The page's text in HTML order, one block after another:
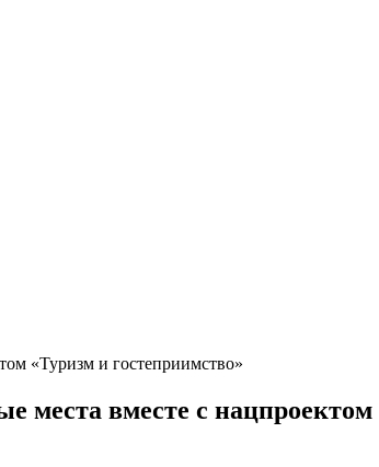
«Туризм и гостеприимство»
места вместе с